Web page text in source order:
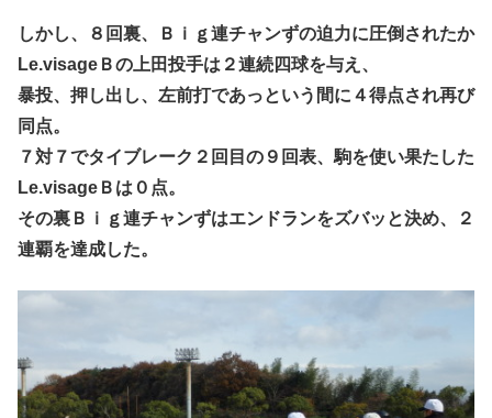
しかし、８回裏、Ｂｉｇ連チャンずの迫力に圧倒されたか
Le.visageＢの上田投手は２連続四球を与え、
暴投、押し出し、左前打であっという間に４得点され再び
同点。
７対７でタイブレーク２回目の９回表、駒を使い果たした
Le.visageＢは０点。
その裏Ｂｉｇ連チャンずはエンドランをズバッと決め、２
連覇を達成した。